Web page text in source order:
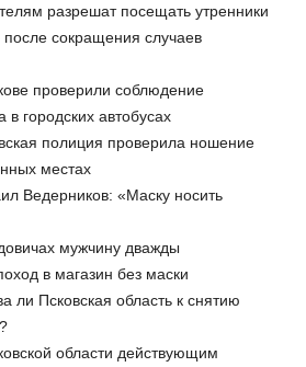
разрешат посещать утренники
после сокращения случаев
проверили соблюдение
городских автобусах
полиция проверила ношение
местах
Ведерников: «Маску носить
мужчину дважды
в магазин без маски
ли Псковская область к снятию
области действующим